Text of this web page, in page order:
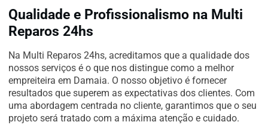
Qualidade e Profissionalismo na Multi
Reparos 24hs
Na Multi Reparos 24hs, acreditamos que a qualidade dos
nossos serviços é o que nos distingue como a melhor
empreiteira em Damaia. O nosso objetivo é fornecer
resultados que superem as expectativas dos clientes. Com
uma abordagem centrada no cliente, garantimos que o seu
projeto será tratado com a máxima atenção e cuidado.